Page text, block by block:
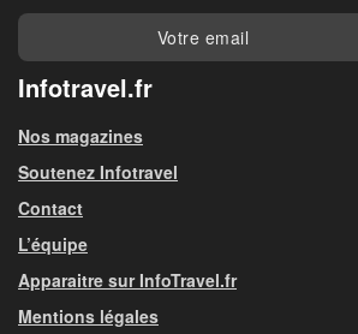
Infotravel.fr
Nos magazines
Soutenez Infotravel
Contact
L’équipe
Apparaitre sur InfoTravel.fr
Mentions légales